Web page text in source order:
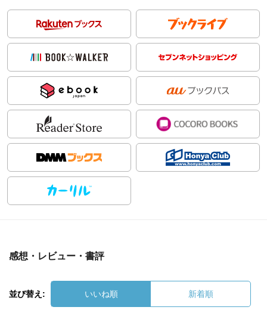
感想・レビュー・書評
並び替え: いいね順 新着順